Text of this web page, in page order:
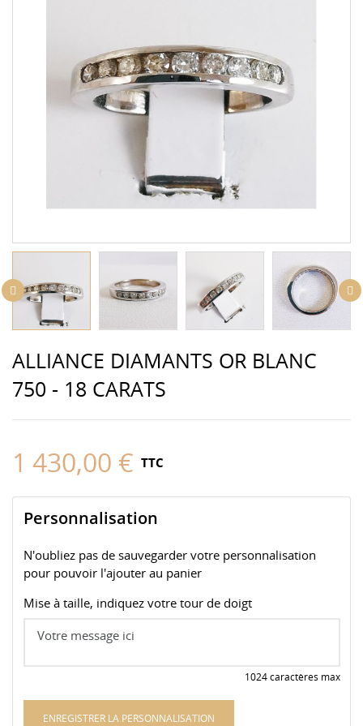
ALLIANCE DIAMANTS OR BLANC
750 - 18 CARATS
1 430,00 € TTC
Personnalisation
N'oubliez pas de sauvegarder votre personnalisation
pour pouvoir l'ajouter au panier
Mise à taille, indiquez votre tour de doigt
1024 caractères max
ENREGISTRER LA PERSONNALISATION